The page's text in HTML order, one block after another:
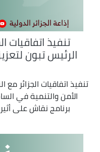
تنفيذ اتفاقيات
الرئيس تبون
تنفيذ اتفاقيات الجزائر مع
الأمن والتنمية في
برنامج نقاش على